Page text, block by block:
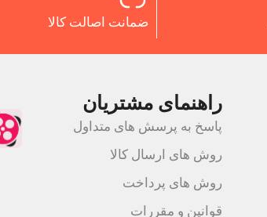
ضمانت اصالت کالا
راهنمای مشتریان
پاسخ به پرسش های متداول
روش های ارسال کالا
روش های پرداخت
قوانین و مقررات